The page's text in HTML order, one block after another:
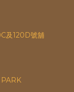
及120D號舖
PARK